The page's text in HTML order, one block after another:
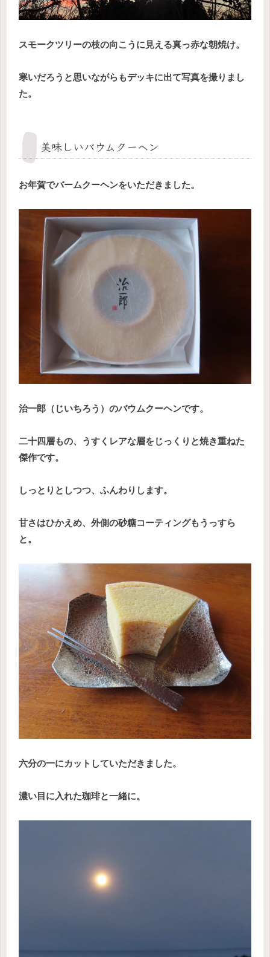
スモークツリーの枝の向こうに見える真っ赤な朝焼け。
寒いだろうと思いながらもデッキに出て写真を撮りまし
た。
美味しいバウムクーヘン
お年賀でバームクーヘンをいただきました。
治一郎（じいちろう）のバウムクーヘンです。
二十四層もの、うすくレアな層をじっくりと焼き重ねた
傑作です。
しっとりとしつつ、ふんわりします。
甘さはひかえめ、外側の砂糖コーティングもうっすら
と。
六分の一にカットしていただきました。
濃い目に入れた珈琲と一緒に。